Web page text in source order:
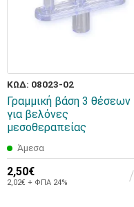
ΚΩΔ: 08023-02
Γραμμική βάση 3 θέσεων
για βελόνες
μεσοθεραπείας
Άμεσα
2,50€
2,02€ + ΦΠΑ 24%